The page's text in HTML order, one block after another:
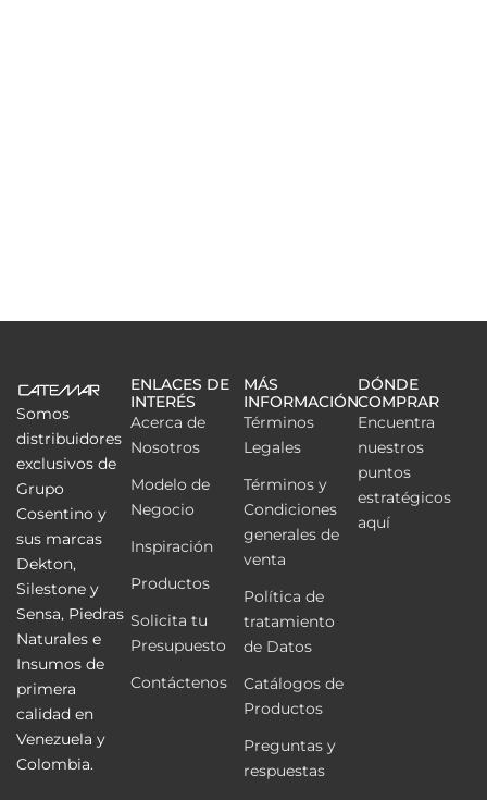
Somos
distribuidores
exclusivos de
Grupo
Cosentino y
sus marcas
Dekton,
Silestone y
Sensa, Piedras
Naturales e
Insumos de
primera
calidad en
Venezuela y
Colombia.
ENLACES DE
INTERÉS
Acerca de
Nosotros
Modelo de
Negocio
Inspiración
Productos
Solicita tu
Presupuesto
Contáctenos
MÁS
INFORMACIÓN
Términos
Legales
Términos y
Condiciones
generales de
venta
Política de
tratamiento
de Datos
Catálogos de
Productos
Preguntas y
respuestas
DÓNDE
COMPRAR
Encuentra
nuestros
puntos
estratégicos
aquí